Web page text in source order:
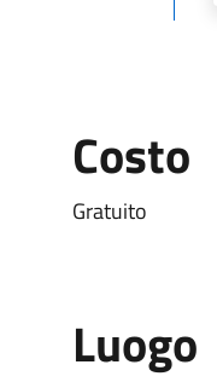
Costo
Gratuito
Luogo